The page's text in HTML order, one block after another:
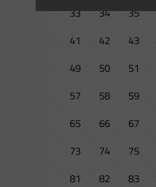
33
34 35
41
42 43
49
50 51
57
58 59
65
66 67
73
74 75
81
82 83